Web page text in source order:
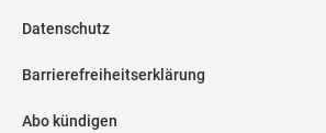
Datenschutz
Barrierefreiheitserklärung
Abo kündigen